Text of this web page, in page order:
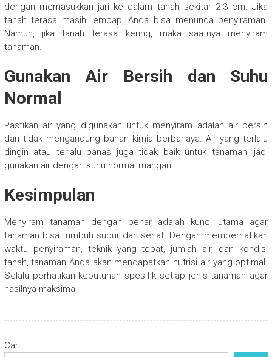
dengan memasukkan jari ke dalam tanah sekitar 2-3 cm. Jika
tanah terasa masih lembap, Anda bisa menunda penyiraman.
Namun, jika tanah terasa kering, maka saatnya menyiram
tanaman.
Gunakan Air Bersih dan Suhu
Normal
Pastikan air yang digunakan untuk menyiram adalah air bersih
dan tidak mengandung bahan kimia berbahaya. Air yang terlalu
dingin atau terlalu panas juga tidak baik untuk tanaman, jadi
gunakan air dengan suhu normal ruangan.
Kesimpulan
Menyiram tanaman dengan benar adalah kunci utama agar
tanaman bisa tumbuh subur dan sehat. Dengan memperhatikan
waktu penyiraman, teknik yang tepat, jumlah air, dan kondisi
tanah, tanaman Anda akan mendapatkan nutrisi air yang optimal.
Selalu perhatikan kebutuhan spesifik setiap jenis tanaman agar
hasilnya maksimal.
Cari